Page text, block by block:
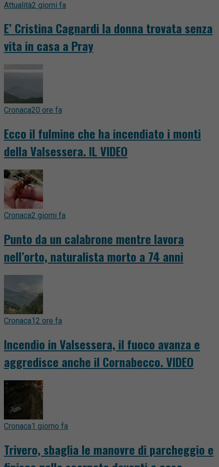
Attualità2 giorni fa
E’ Cristina Cagnardi la donna trovata senza
vita in casa a Pray
Cronaca20 ore fa
Ecco il fulmine che ha incendiato i monti
della Valsessera. IL VIDEO
Cronaca2 giorni fa
Punto da un calabrone mentre lavora
nell’orto, naturalista morto a 74 anni
Cronaca12 ore fa
Incendio in Valsessera, il fuoco avanza e
aggredisce anche il Cornabecco. VIDEO
Cronaca1 giorno fa
Trivero, sbaglia le manovre di parcheggio e